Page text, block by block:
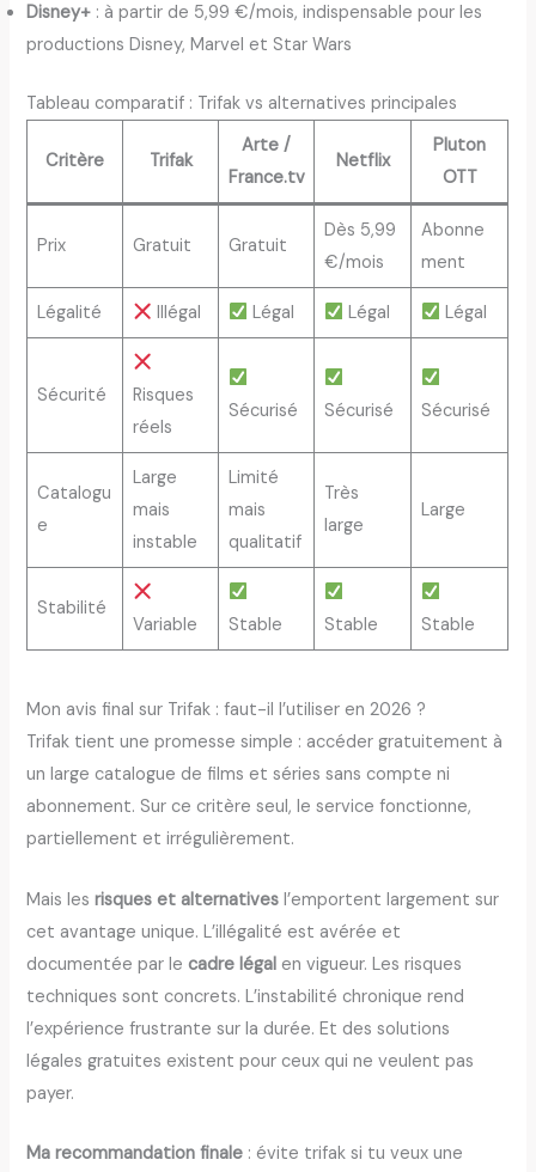
Disney+ : à partir de 5,99 €/mois, indispensable pour les
productions Disney, Marvel et Star Wars
Tableau comparatif : Trifak vs alternatives principales
Critère Trifak
Arte /
France.tv
Netflix
Pluton
OTT
Prix Gratuit Gratuit
Dès 5,99
€/mois
Abonne
ment
Légalité Illégal Légal Légal Légal
Sécurité
Risques
réels
Sécurisé Sécurisé Sécurisé
Catalogu
e
Large
mais
instable
Limité
mais
qualitatif
Très
large
Large
Stabilité
Variable Stable Stable Stable
Mon avis final sur Trifak : faut-il l’utiliser en 2026 ?
Trifak tient une promesse simple : accéder gratuitement à
un large catalogue de films et séries sans compte ni
abonnement. Sur ce critère seul, le service fonctionne,
partiellement et irrégulièrement.
Mais lesrisques et alternatives l’emportent largement sur
cet avantage unique. L’illégalité est avérée et
documentée par lecadre légal en vigueur. Les risques
techniques sont concrets. L’instabilité chronique rend
l’expérience frustrante sur la durée. Et des solutions
légales gratuites existent pour ceux qui ne veulent pas
payer.
Ma recommandation finale : évite trifak si tu veux une